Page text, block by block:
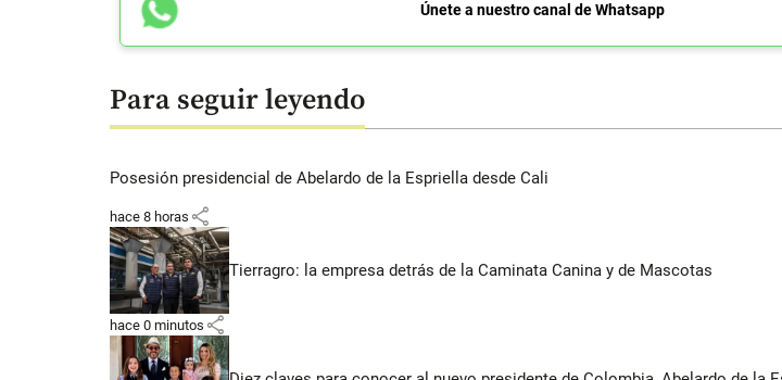
Únete a nuestro canal de Whatsapp
Para seguir leyendo
Posesión presidencial de Abelardo de la Espriella desde Cali
hace 8 horas share
Tierragro: la empresa detrás de la Caminata Canina y de Mascotas
hace 0 minutos share